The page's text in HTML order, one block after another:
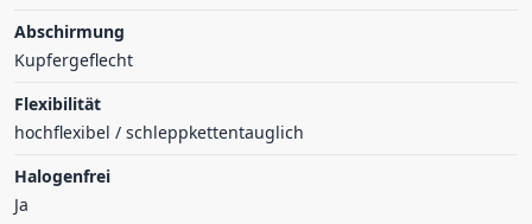
Abschirmung
Kupfergeflecht
Flexibilität
hochflexibel / schleppkettentauglich
Halogenfrei
Ja